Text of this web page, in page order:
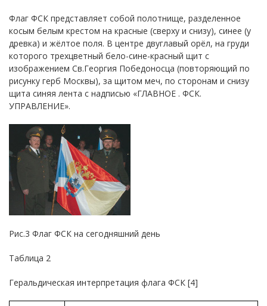
Флаг ФСК представляет собой полотнище, разделенное
косым белым крестом на красные (сверху и снизу), синее (у
древка) и жёлтое поля. В центре двуглавый орёл, на груди
которого трехцветный бело-сине-красный щит с
изображением Св.Георгия Победоносца (повторяющий по
рисунку герб Москвы), за щитом меч, по сторонам и снизу
щита синяя лента с надписью «ГЛАВНОЕ . ФСК.
УПРАВЛЕНИЕ».
Рис.3 Флаг ФСК на сегодняшний день
Таблица 2
Геральдическая интерпретация флага ФСК [4]